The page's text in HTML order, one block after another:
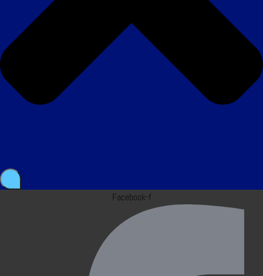
Facebook-f